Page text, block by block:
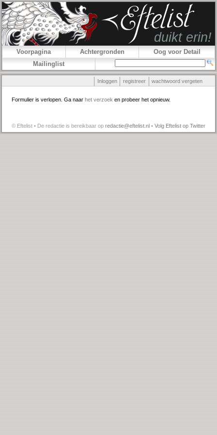
Voorpagina Achtergronden
Oog voor Detail
Mailinglist
Inloggen registreer wachtwoord vergeten
Formulier is verlopen. Ga naar het verzoek en probeer het opnieuw.
© Eftelist • De redactie is bereikbaar op redactie@eftelist.nl • Volg Eftelist op Twitter